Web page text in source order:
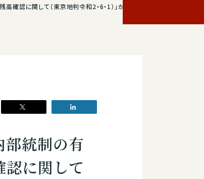
・6・1）」がジュリスト 2023年5月号 に掲載されました。
統制の有
認に関して